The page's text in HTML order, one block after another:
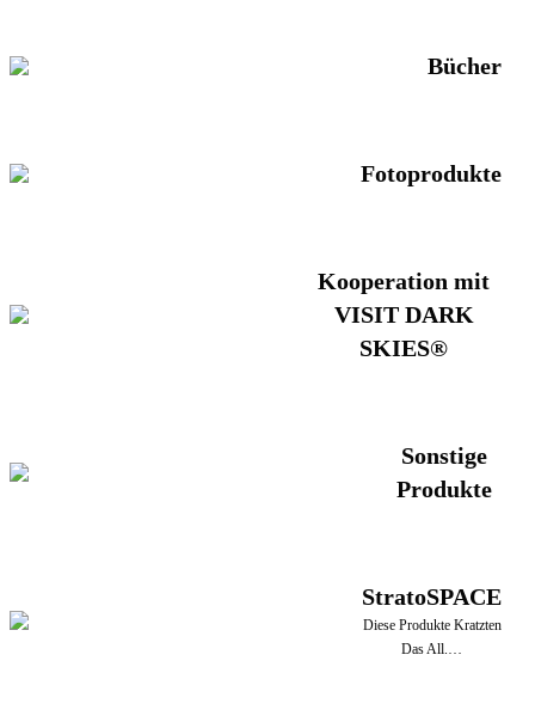
Bücher
Fotoprodukte
Kooperation mit
VISIT DARK
SKIES®
Sonstige
Produkte
StratoSPACE
Diese Produkte Kratzten
Das All.…